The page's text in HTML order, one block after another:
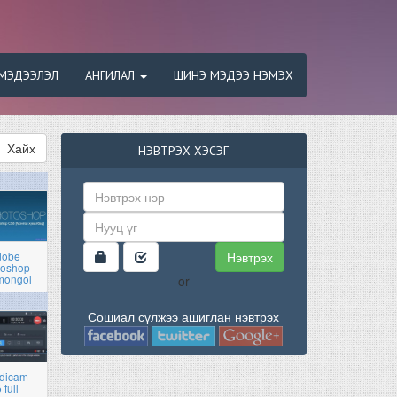
АНГИЛАЛ ШИНЭ МЭДЭЭ НЭМЭХ
Хайх
full
НЭВТРЭХ ХЭСЭГ
Нэвтрэх
or
Сошиал сүлжээ ашиглан нэвтрэх